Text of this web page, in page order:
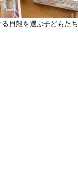
貝殻を選ぶ子どもたち